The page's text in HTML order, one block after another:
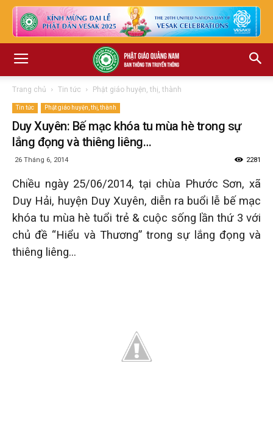
Trang chủ Tin tức Phật giáo huyện, thị, thành
Tin tức Phật giáo huyện, thị, thành
Duy Xuyên: Bế mạc khóa tu mùa hè trong sự
lắng đọng và thiêng liêng…
26 Tháng 6, 2014 2281
Chiều ngày 25/06/2014, tại chùa Phước Sơn, xã
Duy Hải, huyện Duy Xuyên, diễn ra buổi lễ bế mạc
khóa tu mùa hè tuổi trẻ & cuộc sống lần thứ 3 với
chủ đề “Hiểu và Thương” trong sự lắng đọng và
thiêng liêng…